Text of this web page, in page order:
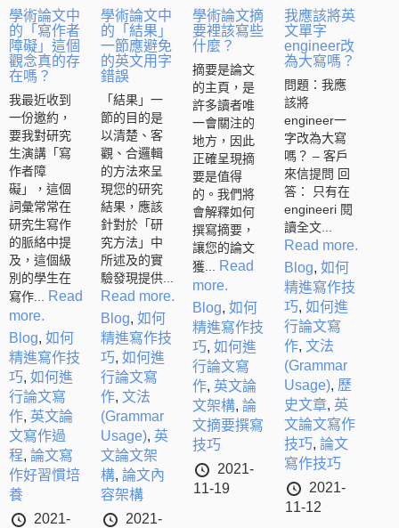
學術論文中
的「寫作者
障礙」這個
觀念真的存
在嗎？
我最近收到
一份邀約，
要我對研究
生演講「寫
作者障
礙」，這個
詞彙常常在
研究生寫作
的脈絡中提
及，這個級
別的學生在
寫作...
Read
more.
Blog, 如何
精進寫作技
巧, 如何進
行論文寫
作, 英文論
文寫作過
程, 論文寫
作好習慣培
養
2021-
學術論文中
的「結果」
一節應避免
的英文用字
錯誤
「結果」一
節的目的是
以清楚、客
觀、合邏輯
的方法來呈
現您的研究
結果，應該
針對於「研
究方法」中
所述及的實
驗發現提供...
Read more.
Blog,如何
精進寫作技
巧,如何進
行論文寫
作,文法
(Grammar
Usage),英
文論文架
構,論文內
容架構
2021-
學術論文摘
要裡該寫些
什麼？
摘要是論文
的主頁，是
許多讀者唯
一會關注的
地方，因此
正確呈現摘
要是值得
的。我們將
會解釋如何
撰寫摘要，
讓您的論文
獲...
Read
more.
Blog,如何
精進寫作技
巧,如何進
行論文寫
作,英文論
文架構,論
文摘要撰寫
技巧
2021-
11-19
我應該將英
文單字
engineer改
為大寫嗎？
問題：我應
該將
engineer一
字改為大寫
嗎？ – 客戶
來信提問 回
答： 只有在
engineeri 閱
讀全文...
Read more.
Blog,如何
精進寫作技
巧,如何進
行論文寫
作,文法
(Grammar
Usage), 歷
史文章,英
文論文寫作
技巧,論文
寫作技巧
2021-
11-12